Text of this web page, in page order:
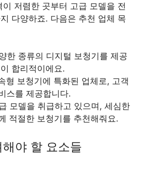
저렴한 곳부터 고급 모델을 전
다양하죠. 다음은 추천 업체 목
한 종류의 디지털 보청기를 제공
합리적이에요.
형 보청기에 특화된 업체로, 고객
스를 제공합니다.
모델을 취급하고 있으며, 세심한
적절한 보청기를 추천해줘요.
야 할 요소들